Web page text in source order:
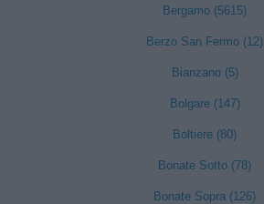
Bergamo (5615)
Berzo San Fermo (12)
Bianzano (5)
Bolgare (147)
Boltiere (80)
Bonate Sotto (78)
Bonate Sopra (126)